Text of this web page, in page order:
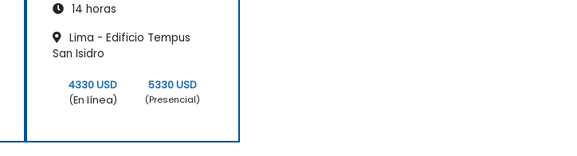
14 horas
Lima - Edificio Tempus
San Isidro
4330 USD
(En línea)
5330 USD
(Presencial)